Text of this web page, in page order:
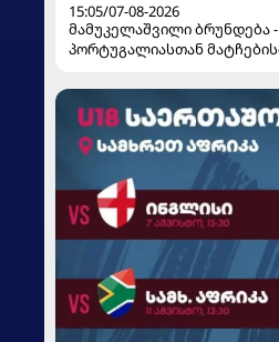
15:05/07-08-2026
მამუკელაშვილი ბრუნდება
პორტუგალიასთან